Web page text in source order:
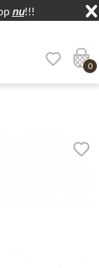
nu!!!
springen
0